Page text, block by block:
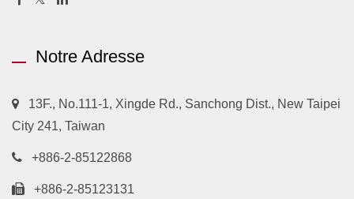
Notre Adresse
13F., No.111-1, Xingde Rd., Sanchong Dist., New Taipei
City 241, Taiwan
+886-2-85122868
+886-2-85123131